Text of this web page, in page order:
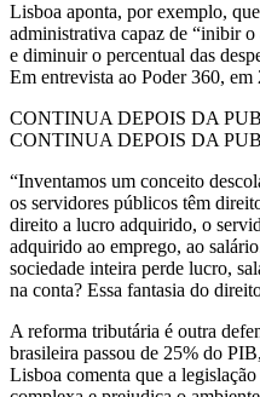
Lisboa aponta, por exemplo,
administrativa capaz de “inibir
e diminuir o percentual das
Em entrevista ao Poder 360, em
CONTINUA DEPOIS DA
CONTINUA DEPOIS DA
“Inventamos um conceito
os servidores públicos têm
direito a lucro adquirido, o
adquirido ao emprego, ao
sociedade inteira perde lucro,
na conta? Essa fantasia do
A reforma tributária é outra
brasileira passou de 25% do
Lisboa comenta que a